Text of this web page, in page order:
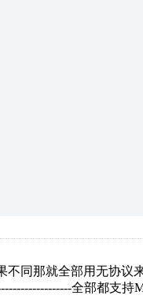
同那就全部用无协议
全部都支持